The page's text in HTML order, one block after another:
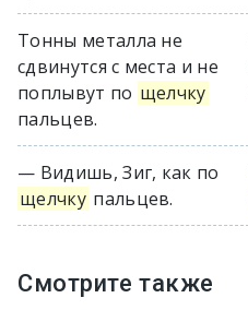
Тонны металла не
сдвинутся с места и не
поплывут по щелчку
пальцев.
— Видишь, Зиг, как по
щелчку пальцев.
Смотрите также